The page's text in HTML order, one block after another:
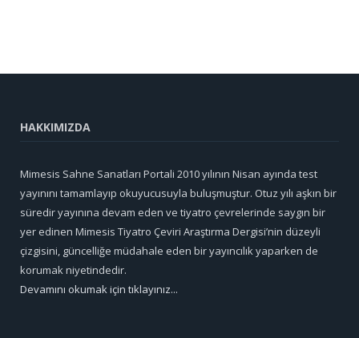
HAKKIMIZDA
Mimesis Sahne Sanatları Portali 2010 yılının Nisan ayında test
yayınını tamamlayıp okuyucusuyla buluşmuştur. Otuz yılı aşkın bir
süredir yayınına devam eden ve tiyatro çevrelerinde saygın bir
yer edinen Mimesis Tiyatro Çeviri Araştırma Dergisi’nin düzeyli
çizgisini, güncelliğe müdahale eden bir yayıncılık yaparken de
korumak niyetindedir.
Devamını okumak için tıklayınız...